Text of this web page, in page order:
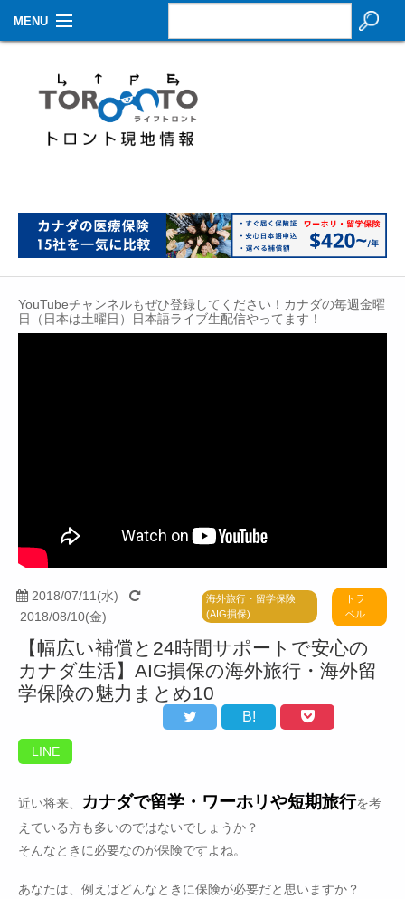
MENU
生活情報
その他
イベントカレンダー
Contact
YouTubeチャンネルもぜひ登録してください！カナダの毎週金曜
日（日本は土曜日）日本語ライブ生配信やってます！
2018/07/11(水)
2018/08/10(金)
海外旅行・留学保険
(AIG損保)
トラ
ベル
【幅広い補償と24時間サポートで安心の
カナダ生活】AIG損保の海外旅行・海外留
学保険の魅力まとめ10
B!
LINE
近い将来、 カナダで留学・ワーホリや短期旅行を考
えている方も多いのではないでしょうか？
そんなときに必要なのが保険ですよね。
あなたは、例えばどんなときに保険が必要だと思いますか？